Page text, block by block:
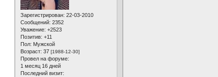
Зарегистрирован: 22-03-2010
Сообщений: 2352
Уважение: +2523
Позитив: +11
Пол: Мужской
Возраст: 37 [1988-12-30]
Провел на форуме:
1 месяц 16 дней
Последний визит: